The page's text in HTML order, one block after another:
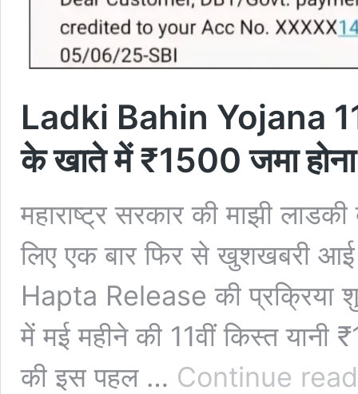
Ladki Bahin Yojana
के खाते में ₹1500 जमा
महाराष्ट्र सरकार की माझी
लिए एक बार फिर से खुशखबरी
Hapta Release की प्रक्रिया
में मई महीने की 11वीं किस्त यानी
की इस पहल … Continue